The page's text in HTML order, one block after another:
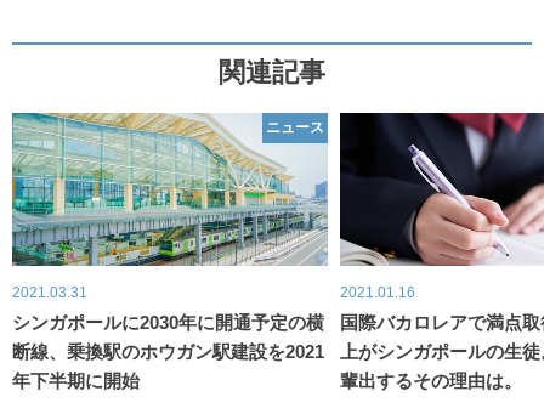
関連記事
ニュース
2021.03.31
シンガポールに2030年に開通予定の横
断線、乗換駅のホウガン駅建設を2021
年下半期に開始
2021.01.16
国際バカロレアで満点
上がシンガポールの生
輩出するその理由は。